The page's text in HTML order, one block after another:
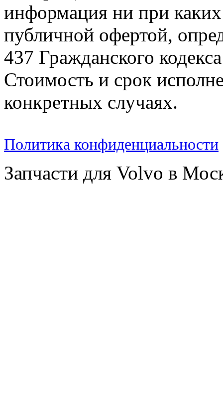
информация ни при каких
публичной офертой,
437 Гражданского
Стоимость и срок
конкретных случаях.
Политика конфиденциальности
Запчасти для Volvo в